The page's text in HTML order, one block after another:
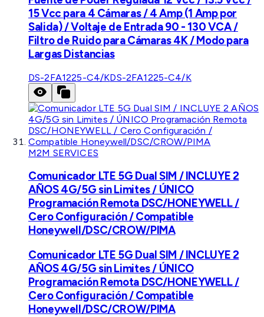
15 Vcc para 4 Cámaras / 4 Amp (1 Amp por
Salida) / Voltaje de Entrada 90 - 130 VCA /
Filtro de Ruido para Cámaras 4K / Modo para
Largas Distancias
DS-2FA1225-C4/KDS-2FA1225-C4/K
M2M SERVICES
Comunicador LTE 5G Dual SIM / INCLUYE 2
AÑOS 4G/5G sin Limites / ÚNICO
Programación Remota DSC/HONEYWELL /
Cero Configuración / Compatible
Honeywell/DSC/CROW/PIMA
Comunicador LTE 5G Dual SIM / INCLUYE 2
AÑOS 4G/5G sin Limites / ÚNICO
Programación Remota DSC/HONEYWELL /
Cero Configuración / Compatible
Honeywell/DSC/CROW/PIMA